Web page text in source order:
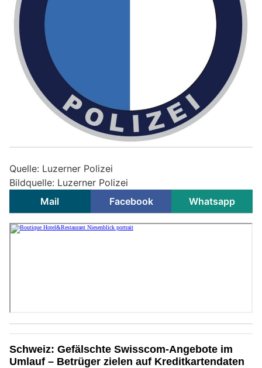
Quelle: Luzerner Polizei
Bildquelle: Luzerner Polizei
Mail
Facebook Whatsapp
Schweiz: Gefälschte Swisscom-Angebote im
Umlauf – Betrüger zielen auf Kreditkartendaten